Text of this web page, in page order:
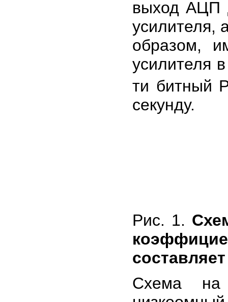
выход АЦП
усилителя,
образом,
усилителя
ти битный
секунду.
Рис. 1.
Схема на